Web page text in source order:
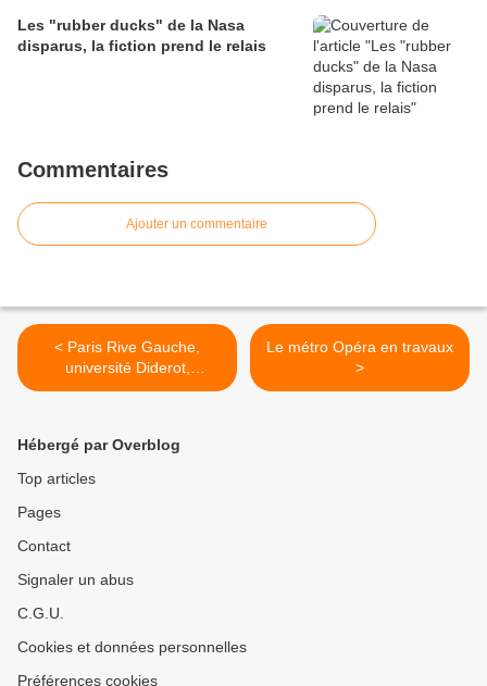
Les "rubber ducks" de la Nasa
disparus, la fiction prend le relais
Commentaires
Ajouter un commentaire
< Paris Rive Gauche,
université Diderot,
Portzamparc et SUDAC
Le métro Opéra en travaux
>
Hébergé par Overblog
Top articles
Pages
Contact
Signaler un abus
C.G.U.
Cookies et données personnelles
Préférences cookies